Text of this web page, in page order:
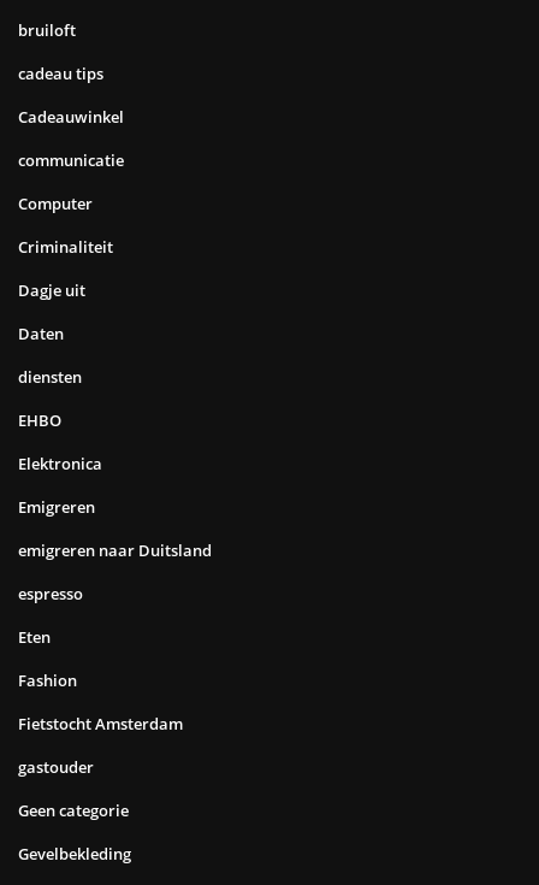
bruiloft
cadeau tips
Cadeauwinkel
communicatie
Computer
Criminaliteit
Dagje uit
Daten
diensten
EHBO
Elektronica
Emigreren
emigreren naar Duitsland
espresso
Eten
Fashion
Fietstocht Amsterdam
gastouder
Geen categorie
Gevelbekleding